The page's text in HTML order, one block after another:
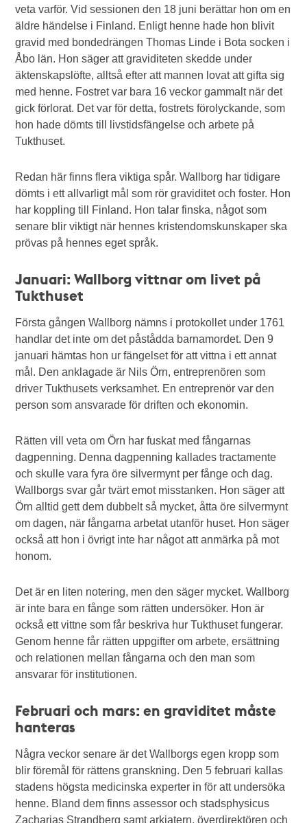
veta varför. Vid sessionen den 18 juni berättar hon om en
äldre händelse i Finland. Enligt henne hade hon blivit
gravid med bondedrängen Thomas Linde i Bota socken i
Åbo län. Hon säger att graviditeten skedde under
äktenskapslöfte, alltså efter att mannen lovat att gifta sig
med henne. Fostret var bara 16 veckor gammalt när det
gick förlorat. Det var för detta, fostrets förolyckande, som
hon hade dömts till livstidsfängelse och arbete på
Tukthuset.
Redan här finns flera viktiga spår. Wallborg har tidigare
dömts i ett allvarligt mål som rör graviditet och foster. Hon
har koppling till Finland. Hon talar finska, något som
senare blir viktigt när hennes kristendomskunskaper ska
prövas på hennes eget språk.
Januari: Wallborg vittnar om livet på
Tukthuset
Första gången Wallborg nämns i protokollet under 1761
handlar det inte om det påstådda barnamordet. Den 9
januari hämtas hon ur fängelset för att vittna i ett annat
mål. Den anklagade är Nils Örn, entreprenören som
driver Tukthusets verksamhet. En entreprenör var den
person som ansvarade för driften och ekonomin.
Rätten vill veta om Örn har fuskat med fångarnas
dagpenning. Denna dagpenning kallades tractamente
och skulle vara fyra öre silvermynt per fånge och dag.
Wallborgs svar går tvärt emot misstanken. Hon säger att
Örn alltid gett dem dubbelt så mycket, åtta öre silvermynt
om dagen, när fångarna arbetat utanför huset. Hon säger
också att hon i övrigt inte har något att anmärka på mot
honom.
Det är en liten notering, men den säger mycket. Wallborg
är inte bara en fånge som rätten undersöker. Hon är
också ett vittne som får beskriva hur Tukthuset fungerar.
Genom henne får rätten uppgifter om arbete, ersättning
och relationen mellan fångarna och den man som
ansvarar för institutionen.
Februari och mars: en graviditet måste
hanteras
Några veckor senare är det Wallborgs egen kropp som
blir föremål för rättens granskning. Den 5 februari kallas
stadens högsta medicinska experter in för att undersöka
henne. Bland dem finns assessor och stadsphysicus
Zacharias Strandberg samt arkiatern, överdirektören och